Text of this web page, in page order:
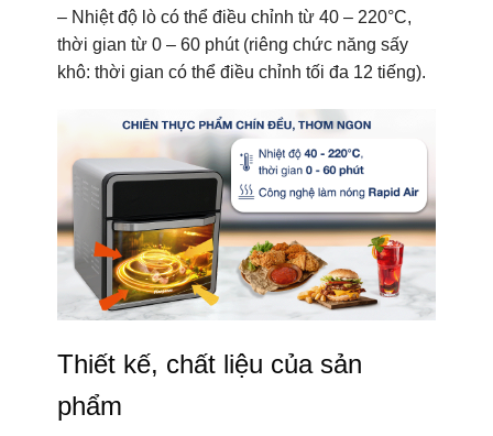
– Nhiệt độ lò có thể điều chỉnh từ 40 – 220°C,
thời gian từ 0 – 60 phút (riêng chức năng sấy
khô: thời gian có thể điều chỉnh tối đa 12 tiếng).
Thiết kế, chất liệu của sản
phẩm